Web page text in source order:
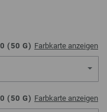
( 50 G) Farbkarte anzeigen
( 50 G) Farbkarte anzeigen